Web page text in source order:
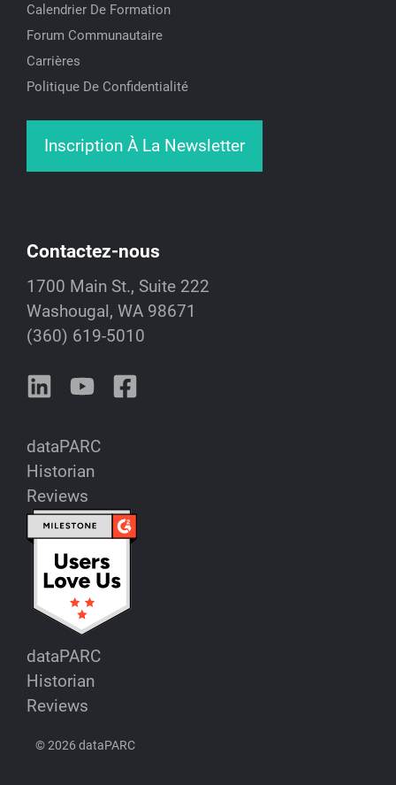
Contactez-nous
1700 Main St., Suite 222
Washougal, WA 98671
(360) 619-5010
dataPARC
Historian
Reviews
dataPARC
Historian
Reviews
Calendrier De Formation
Forum Communautaire
Carrières
Politique De Confidentialité
Inscription À La Newsletter
© 2026 dataPARC